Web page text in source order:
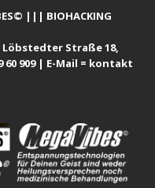
||| BIOHACKING
Löbstedter Straße 18,
60 909 | E-Mail = kontakt